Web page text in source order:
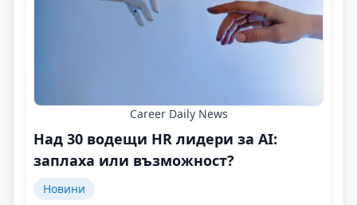
Career Daily News
Над 30 водещи HR лидери за AI:
заплаха или възможност?
Новини